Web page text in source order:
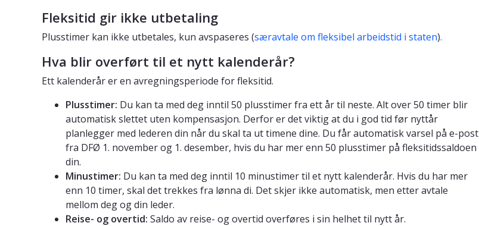
Fleksitid gir ikke utbetaling
Plusstimer kan ikke utbetales, kun avspaseres (særavtale om fleksibel arbeidstid i staten).
Hva blir overført til et nytt kalenderår?
Ett kalenderår er en avregningsperiode for fleksitid.
Plusstimer: Du kan ta med deg inntil 50 plusstimer fra ett år til neste. Alt over 50 timer blir
automatisk slettet uten kompensasjon. Derfor er det viktig at du i god tid før nyttår
planlegger med lederen din når du skal ta ut timene dine. Du får automatisk varsel på e-post
fra DFØ 1. november og 1. desember, hvis du har mer enn 50 plusstimer på fleksitidssaldoen
din.
Minustimer: Du kan ta med deg inntil 10 minustimer til et nytt kalenderår. Hvis du har mer
enn 10 timer, skal det trekkes fra lønna di. Det skjer ikke automatisk, men etter avtale
mellom deg og din leder.
Reise- og overtid: Saldo av reise- og overtid overføres i sin helhet til nytt år.